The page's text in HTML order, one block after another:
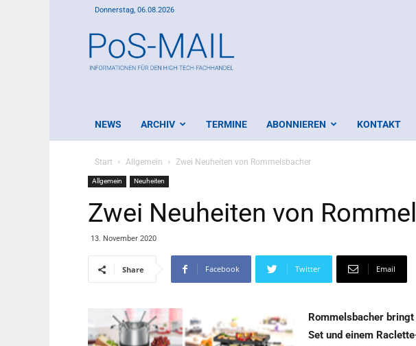
Donnerstag, 06.08.2026
Mail
NEWS ARCHIV TERMINE ABONNIEREN KONTAKT
Start Allgemein Zwei Neuheiten von Rommelsbacher
Allgemein Neuheiten
Zwei Neuheiten von
13. November 2020
Share Facebook Twitter Email
Rommelsbacher
Set und einem